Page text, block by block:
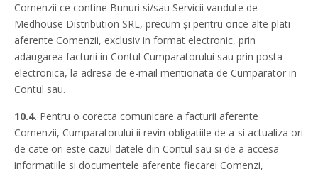
Comenzii ce contine Bunuri si/sau Servicii vandute de
Medhouse Distribution SRL, precum şi pentru orice alte plati
aferente Comenzii, exclusiv in format electronic, prin
adaugarea facturii in Contul Cumparatorului sau prin posta
electronica, la adresa de e-mail mentionata de Cumparator in
Contul sau.
10.4. Pentru o corecta comunicare a facturii aferente
Comenzii, Cumparatorului ii revin obligatiile de a-si actualiza ori
de cate ori este cazul datele din Contul sau si de a accesa
informatiile si documentele aferente fiecarei Comenzi,